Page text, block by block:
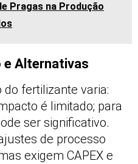
Pragas na Produção
e Alternativas
fertilizante varia:
é limitado; para
ser significativo.
de processo
exigem CAPEX e